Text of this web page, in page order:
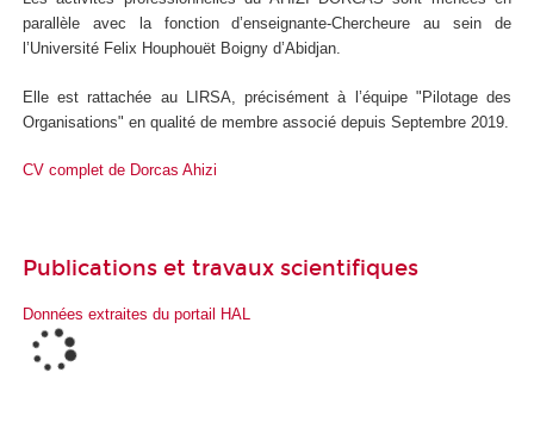
parallèle avec la fonction d’enseignante-Chercheure au sein de
l’Université Felix Houphouët Boigny d’Abidjan.
Elle est rattachée au LIRSA, précisément à l’équipe "Pilotage des
Organisations" en qualité de membre associé depuis Septembre 2019.
CV complet de Dorcas Ahizi
Publications et travaux scientifiques
Données extraites du portail HAL